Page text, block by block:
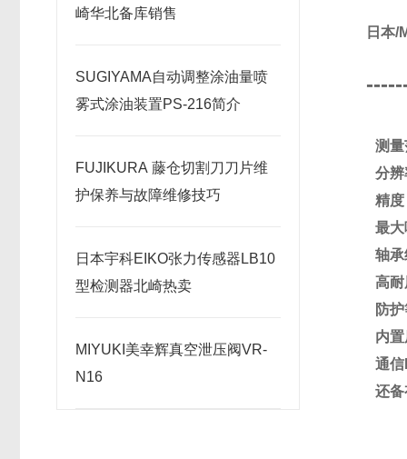
崎华北备库销售
SUGIYAMA自动调整涂油量喷
雾式涂油装置PS-216简介
FUJIKURA 藤仓切割刀刀片维
护保养与故障维修技巧
日本宇科EIKO张力传感器LB10
型检测器北崎热卖
MIYUKI美幸辉真空泄压阀VR-
N16
日本/
测
分
精
最
轴
高
防
内
通
还